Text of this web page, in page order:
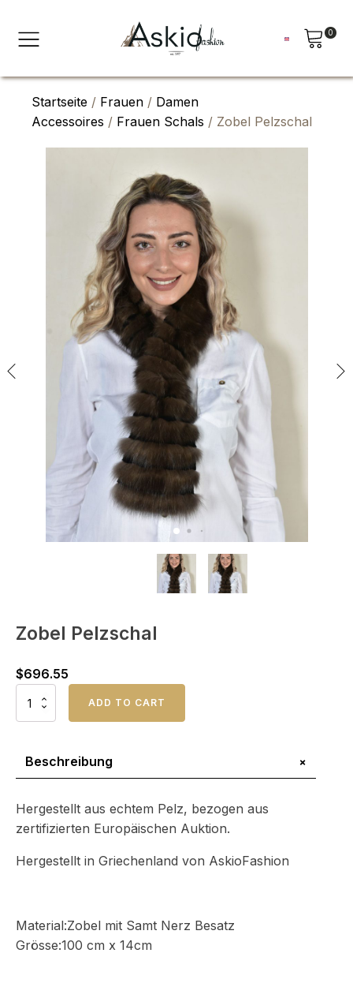
0
Startseite / Frauen / Damen
Accessoires / Frauen Schals / Zobel Pelzschal
Zobel Pelzschal
$696.55
Zobel
ADD TO CART
Beschreibung +
Hergestellt aus echtem Pelz, bezogen aus
zertifizierten Europäischen Auktion.
Hergestellt in Griechenland von AskioFashion
Material:Zobel mit Samt Nerz Besatz
Grösse:100 cm x 14cm